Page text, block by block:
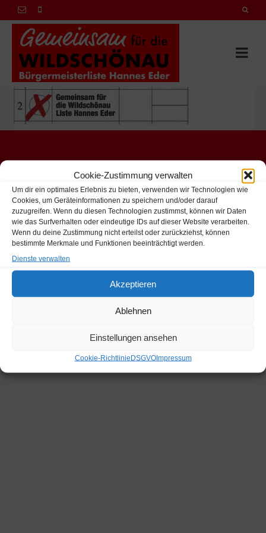
Cookie-Zustimmung verwalten
Um dir ein optimales Erlebnis zu bieten, verwenden wir Technologien wie
Cookies, um Geräteinformationen zu speichern und/oder darauf
zuzugreifen. Wenn du diesen Technologien zustimmst, können wir Daten
wie das Surfverhalten oder eindeutige IDs auf dieser Website verarbeiten.
Wenn du deine Zustimmung nicht erteilst oder zurückziehst, können
bestimmte Merkmale und Funktionen beeinträchtigt werden.
Dienste verwalten
Akzeptieren
Ablehnen
Einstellungen ansehen
Cookie-RichtlinieDSGVOImpressum
Marchbach, Niederau 46
Wildschönau Tirol 6314
+43 664 1206326
hannes.eder@hartlhof.net